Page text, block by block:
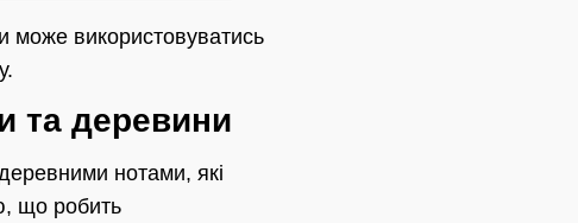
може використовуватись
та деревини
нотами, які
що робить